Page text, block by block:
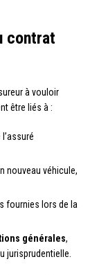
contrat
à vouloir
être liés à :
l’assuré
nouveau véhicule,
fournies lors de la
générales,
jurisprudentielle.